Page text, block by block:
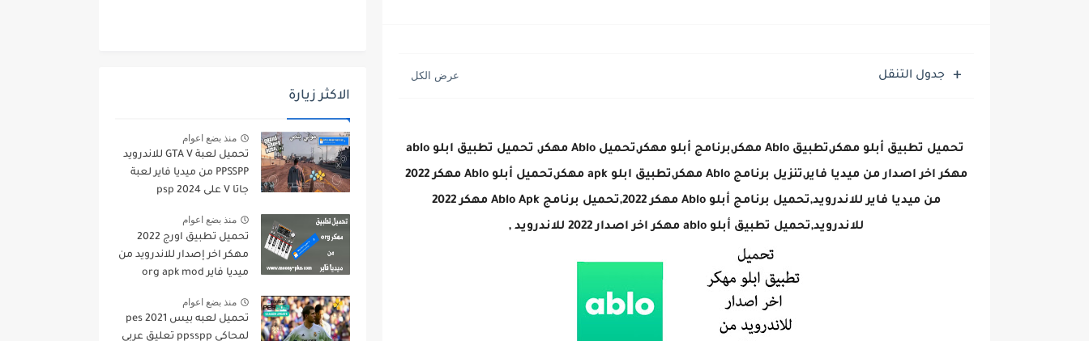
جدول التنقل
تحميل تطبيق أبلو مهكر,تطبيق Ablo مهكر,برنامج أبلو مهكر,تحميل Ablo مهكر, تحميل تطبيق ابلو ablo
مهكر اخر اصدار من ميديا فاير,تنزيل برنامج Ablo مهكر,تطبيق ابلو apk مهكر,تحميل أبلو Ablo مهكر 2022
من ميديا فاير للاندرويد,تحميل برنامج أبلو Ablo مهكر 2022,تحميل برنامج Ablo Apk مهكر 2022
للاندرويد,تحميل تطبيق أبلو ablo مهكر اخر اصدار 2022 للاندرويد ,
الاكثر زيارة
منذ بضع اعوام
تحميل لعبة GTA V للاندرويد
PPSSPP من ميديا فاير لعبة
جاتا V على psp 2024
منذ بضع اعوام
تحميل تطبيق اورج 2022
مهكر اخر إصدار للاندرويد من
ميديا فاير org apk mod
منذ بضع اعوام
تحميل لعبه بيس pes 2021
لمحاكي ppsspp تعليق عربي